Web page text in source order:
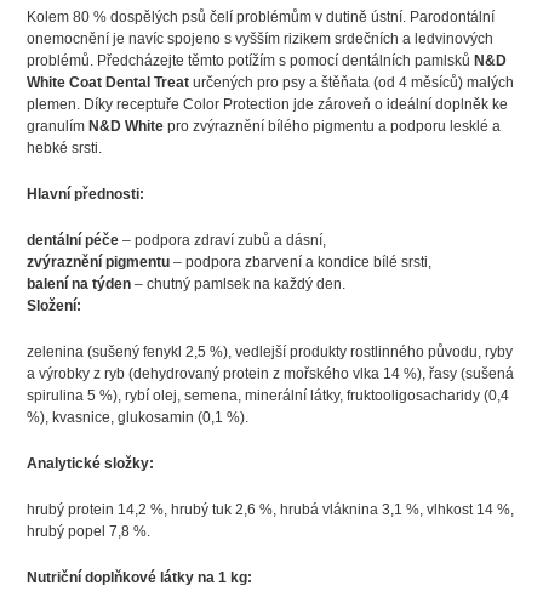
Kolem 80 % dospělých psů čelí problémům v dutině ústní. Parodontální
onemocnění je navíc spojeno s vyšším rizikem srdečních a ledvinových
problémů. Předcházejte těmto potížím s pomocí dentálních pamlsků N&D
White Coat Dental Treat určených pro psy a štěňata (od 4 měsíců) malých
plemen. Díky receptuře Color Protection jde zároveň o ideální doplněk ke
granulím N&D White pro zvýraznění bílého pigmentu a podporu lesklé a
hebké srsti.
Hlavní přednosti:
dentální péče – podpora zdraví zubů a dásní,
zvýraznění pigmentu – podpora zbarvení a kondice bílé srsti,
balení na týden – chutný pamlsek na každý den.
Složení:
zelenina (sušený fenykl 2,5 %), vedlejší produkty rostlinného původu, ryby
a výrobky z ryb (dehydrovaný protein z mořského vlka 14 %), řasy (sušená
spirulina 5 %), rybí olej, semena, minerální látky, fruktooligosacharidy (0,4
%), kvasnice, glukosamin (0,1 %).
Analytické složky:
hrubý protein 14,2 %, hrubý tuk 2,6 %, hrubá vláknina 3,1 %, vlhkost 14 %,
hrubý popel 7,8 %.
Nutriční doplňkové látky na 1 kg: